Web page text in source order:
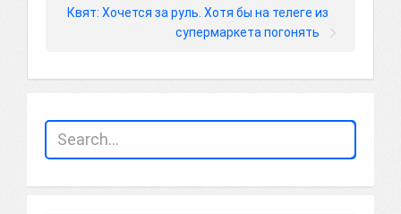
Квят: Хочется за руль. Хотя бы на телеге из
супермаркета погонять